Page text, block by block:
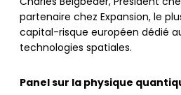
Charles Beigbeder, Président
partenaire chez Expansion, le
capital-risque européen dédié
technologies spatiales.
Panel sur la physique